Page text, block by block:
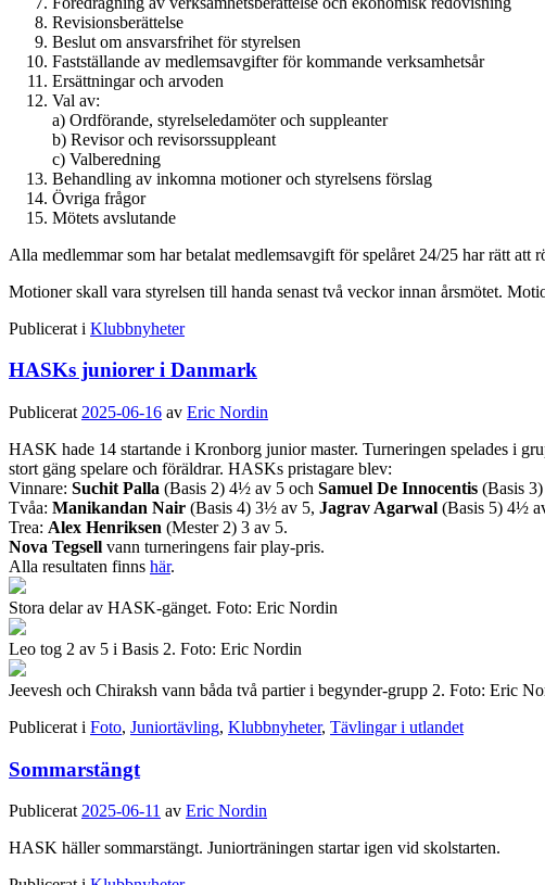
Revisionsberättelse
Beslut om ansvarsfrihet för styrelsen
Fastställande av medlemsavgifter för kommande verksamhetsår
Ersättningar och arvoden
Val av:
a) Ordförande, styrelseledamöter och suppleanter
b) Revisor och revisorssuppleant
c) Valberedning
Behandling av inkomna motioner och styrelsens förslag
Övriga frågor
Mötets avslutande
Alla medlemmar som har betalat medlemsavgift för spelåret 24/25 har rätt att
Motioner skall vara styrelsen till handa senast två veckor innan årsmötet.
Publicerat i Klubbnyheter
HASKs juniorer i Danmark
Publicerat 2025-06-16 av Eric Nordin
HASK hade 14 startande i Kronborg junior master. Turneringen spelades i
stort gäng spelare och föräldrar. HASKs pristagare blev:
Vinnare: Suchit Palla (Basis 2) 4½ av 5 och Samuel De Innocentis (Basis
Tvåa: Manikandan Nair (Basis 4) 3½ av 5, Jagrav Agarwal (Basis 5) 4½
Trea: Alex Henriksen (Mester 2) 3 av 5.
Nova Tegsell vann turneringens fair play-pris.
Alla resultaten finns här.
Stora delar av HASK-gänget. Foto: Eric Nordin
Leo tog 2 av 5 i Basis 2. Foto: Eric Nordin
Jeevesh och Chiraksh vann båda två partier i begynder-grupp 2. Foto: Eric
Publicerat i Foto, Juniortävling, Klubbnyheter, Tävlingar i utlandet
Sommarstängt
Publicerat2025-06-11 av Eric Nordin
HASK häller sommarstängt. Juniorträningen startar igen vid skolstarten.